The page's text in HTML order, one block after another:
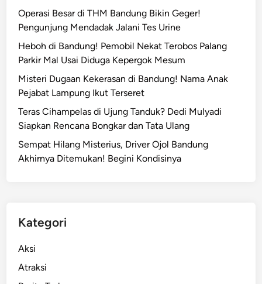
n
d
i
k
a
t
P
e
d
a
S
a
Operasi Besar di THM Bandung Bikin Geger!
Pengunjung Mendadak Jalani Tes Urine
Heboh di Bandung! Pemobil Nekat Terobos Palang
Parkir Mal Usai Diduga Kepergok Mesum
Misteri Dugaan Kekerasan di Bandung! Nama Anak
Pejabat Lampung Ikut Terseret
Teras Cihampelas di Ujung Tanduk? Dedi Mulyadi
Siapkan Rencana Bongkar dan Tata Ulang
Sempat Hilang Misterius, Driver Ojol Bandung
Akhirnya Ditemukan! Begini Kondisinya
Kategori
Aksi
Atraksi